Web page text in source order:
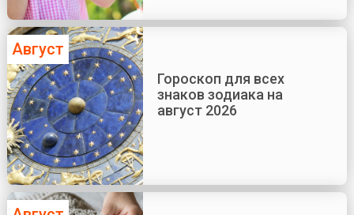
Август
Гороскоп для всех
знаков зодиака на
август 2026